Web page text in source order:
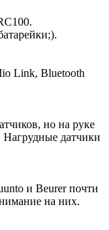
Link, Bluetooth
но на руке
Нагрудные датчики
и Beurer почти
на них.